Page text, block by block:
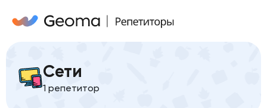
Сети
1 репетитор